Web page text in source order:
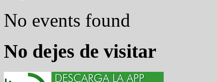
No events found
No dejes de visitar